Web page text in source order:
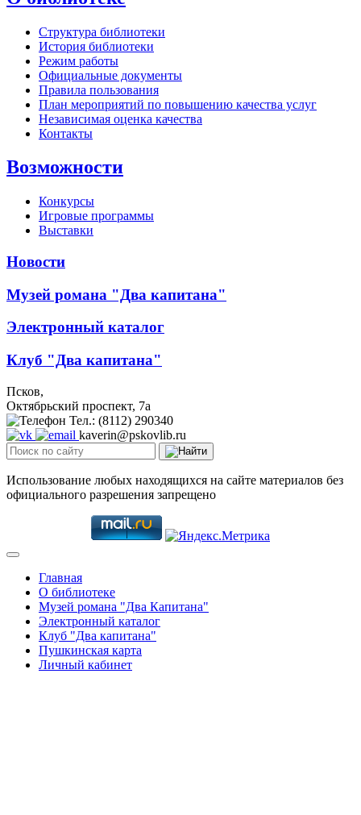
Структура библиотеки
История библиотеки
Режим работы
Официальные документы
Правила пользования
План мероприятий по повышению качества услуг
Независимая оценка качества
Контакты
Возможности
Конкурсы
Игровые программы
Выставки
Новости
Музей романа "Два капитана"
Электронный каталог
Клуб "Два капитана"
Псков,
Октябрьский проспект, 7a
Тел.: (8112) 290340
kaverin@pskovlib.ru
Использование любых находящихся на сайте материалов без
официального разрешения запрещено
Главная
О библиотеке
Музей романа "Два Капитана"
Электронный каталог
Клуб "Два капитана"
Пушкинская карта
Личный кабинет